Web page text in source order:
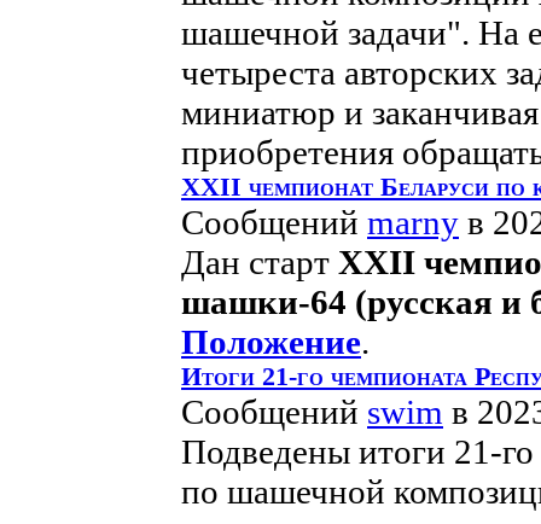
шашечной задачи". На
четыреста авторских
миниатюр и
приобретения
XXII чемпионат Беларуси по
Сообщений marny в
Дан старт XXII
шашки-64 (русская и
Положение.
Итоги 21-го чемпионата
Сообщений swim в
Подведены итоги 21-
по шашечной